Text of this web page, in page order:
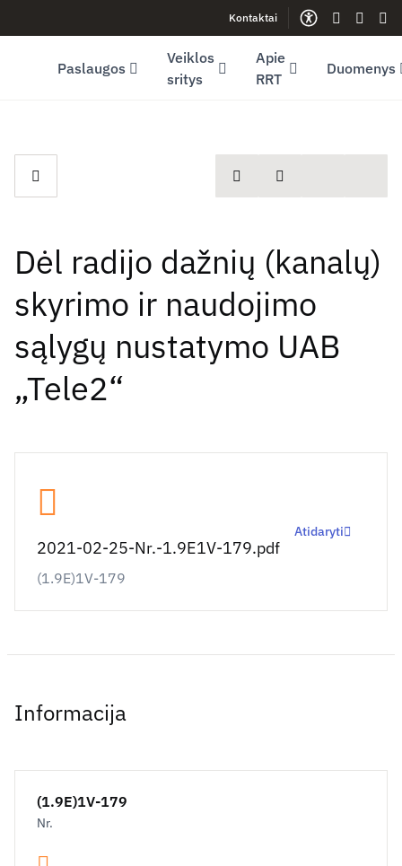
Youtube (opens in new window)Kontaktai
Gestų
Paslaugos
Veiklos
sritys
Apie
RRT
Duomenys
spausdintiDalintis
Dėl radijo dažnių (kanalų)
skyrimo ir naudojimo
sąlygų nustatymo UAB
„Tele2“
2021-02-25-Nr.-1.9E1V-179.pdf
(1.9E)1V-179
Atidaryti
Informacija
(1.9E)1V-179
Nr.